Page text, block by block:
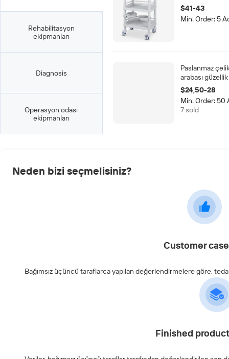
Rehabilitasyon
ekipmanları
Diagnosis
Operasyon odası
ekipmanları
koğuş tuvalet
tırnak
arabası
$41-43
Min. Order: 5
Paslanmaz
arabası
katmanlı
enstrüman alet
kuaför
tekerlekler
$24,50-28
Min. Order: 50
7 sold
Neden bizi seçmelisiniz?
Customer
Bağımsız üçüncü taraflarca yapılan değerlendirmelere göre,
Finished